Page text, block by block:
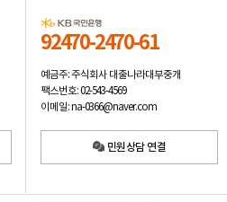
92470-2470-61
예금주: 주식회사 대출나라대부중개
팩스번호: 02-543-4569
이메일: na-0366@naver.com
민원상담 연결